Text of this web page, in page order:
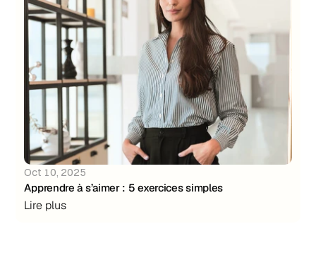
Oct 10, 2025
Apprendre à s’aimer : 5 exercices simples
Lire plus